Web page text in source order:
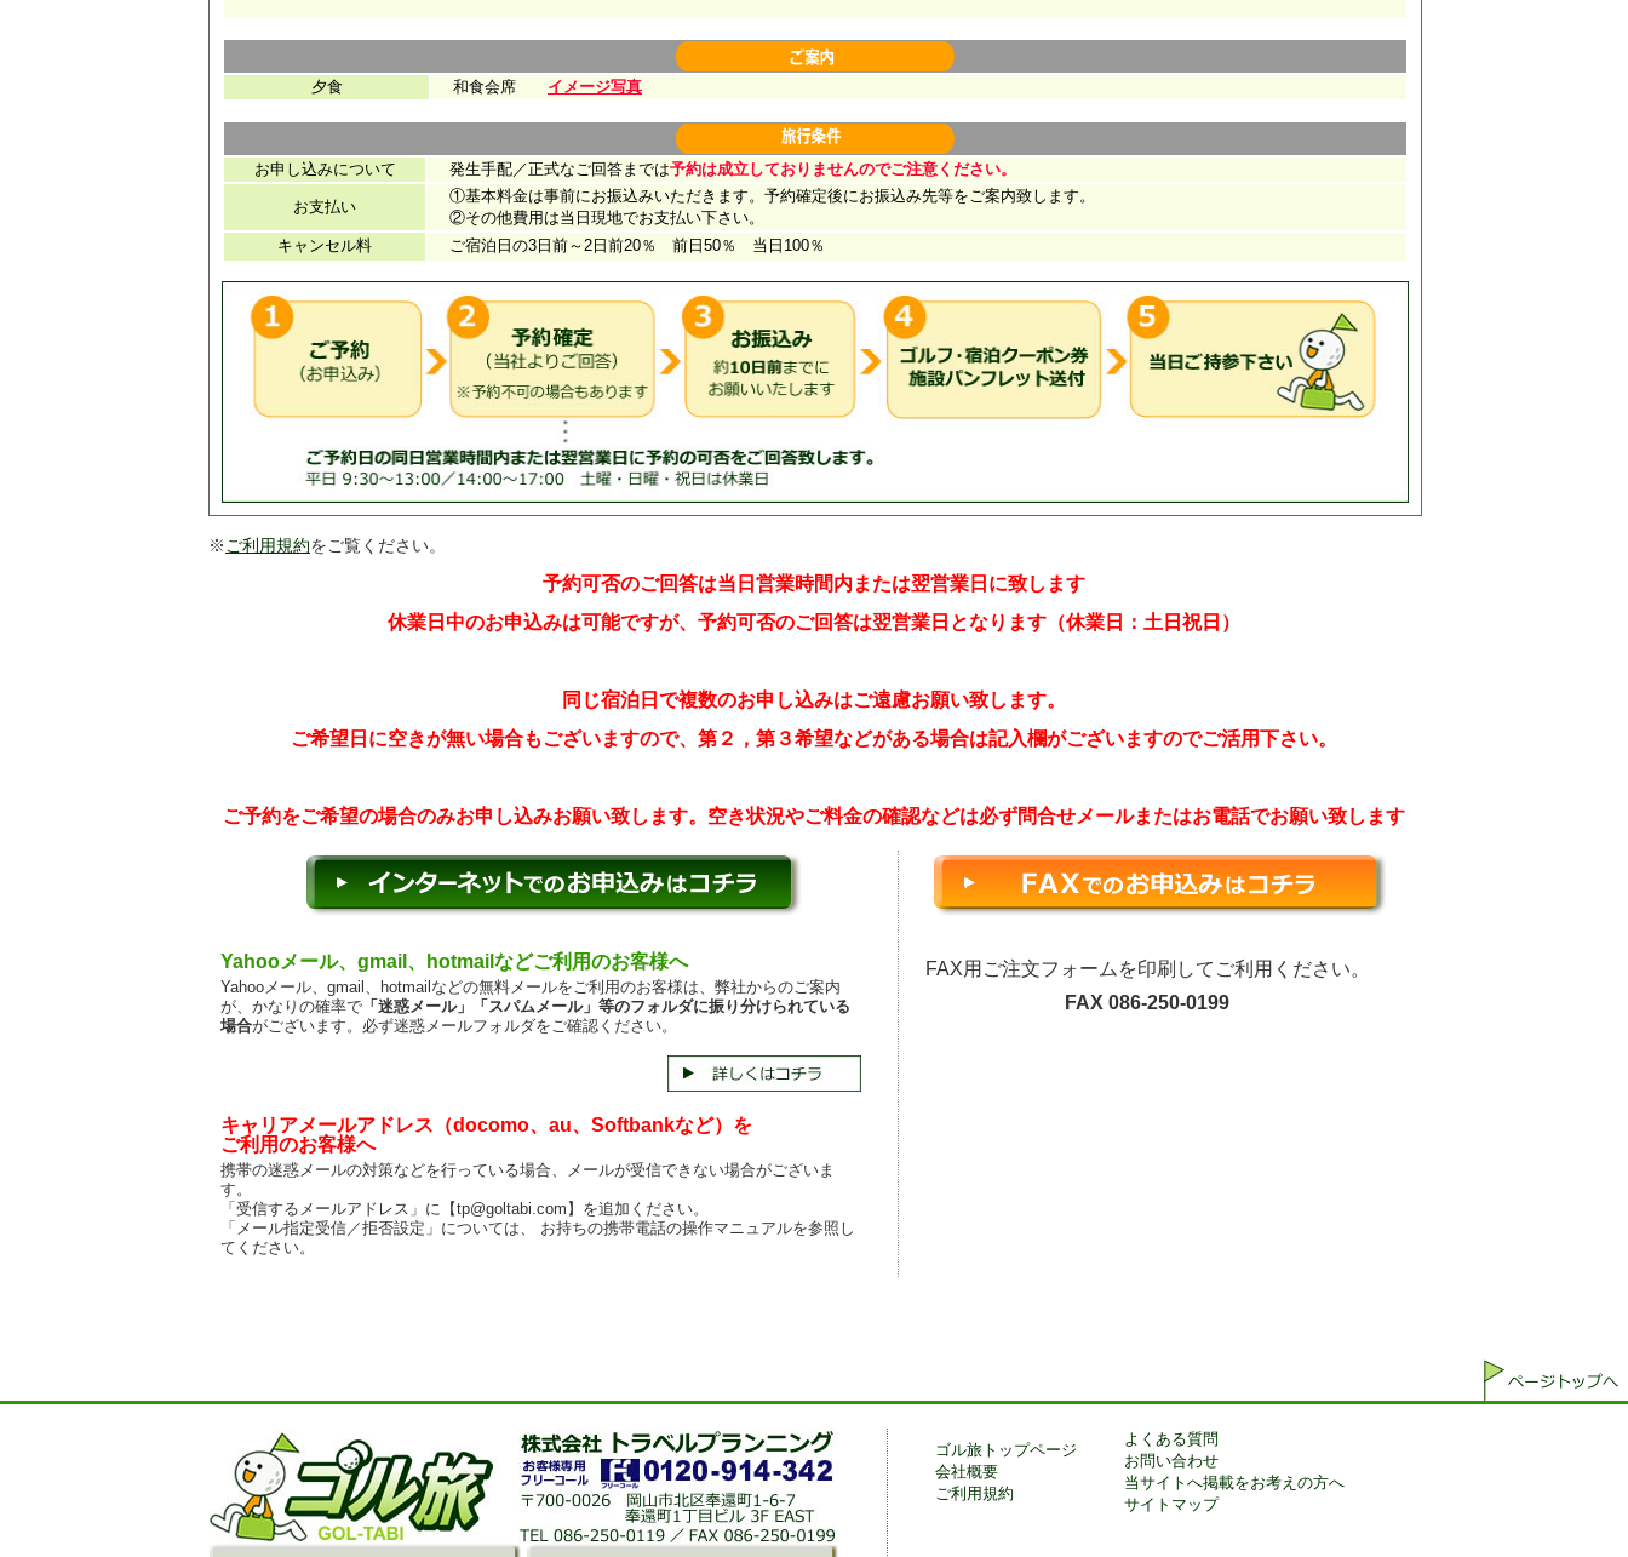
※ ご利用規約をご覧ください。
予約可否のご回答は当日営業時間内または翌営業日に致します
休業日中のお申込みは可能ですが、予約可否のご回答は翌営業日となります（休業日：土日祝日）
同じ宿泊日で複数のお申し込みはご遠慮お願い致します。
ご希望日に空きが無い場合もございますので、第２，第３希望などがある場合は記入欄がございますのでご活用下さい。
ご予約をご希望の場合のみお申し込みお願い致します。空き状況やご料金の確認などは必ず問合せメールまたはお電話でお願い致します
Yahooメール、gmail、hotmailなどご利用のお客様へ
Yahooメール、gmail、hotmailなどの無料メールをご利用のお客様は、弊社からのご案内
が、かなりの確率で 「迷惑メール」「スパムメール」等のフォルダに振り分けられている
場合がございます。必ず迷惑メールフォルダをご確認ください。
キャリアメールアドレス（docomo、au、Softbankなど）を
ご利用のお客様へ
携帯の迷惑メールの対策などを行っている場合、メールが受信できない場合がございま
す。
「受信するメールアドレス」に【tp@goltabi.com】を追加ください。
「メール指定受信／拒否設定」については、 お持ちの携帯電話の操作マニュアルを参照し
てください。
FAX用ご注文フォームを印刷してご利用ください。
FAX 086-250-0199
ゴル旅トップページ
会社概要
ご利用規約
よくある質問
お問い合わせ
当サイトへ掲載をお考えの方へ
サイトマップ